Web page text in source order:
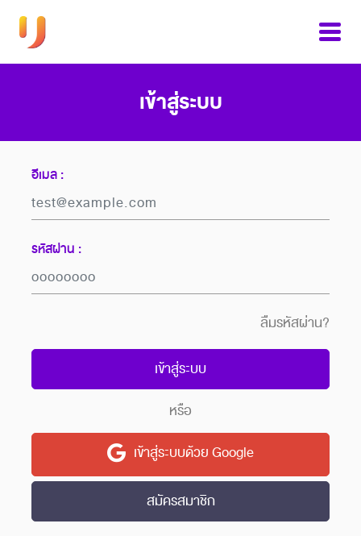
เข้าสู่ระบบ
อีเมล :
รหัสผ่าน :
ลืมรหัสผ่าน?
เข้าสู่ระบบ
หรือ
เข้าสู่ระบบด้วย Google
สมัครสมาชิก